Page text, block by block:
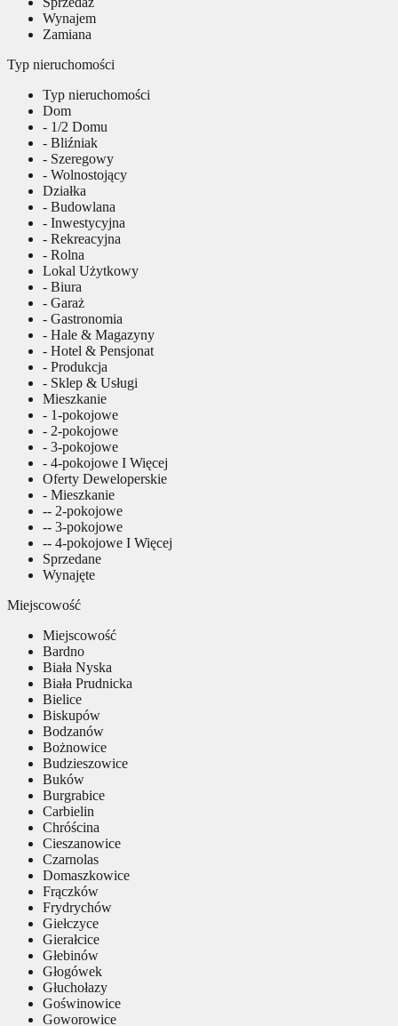
Wynajem
Zamiana
Typ nieruchomości
Typ nieruchomości
Dom
- 1/2 Domu
- Bliźniak
- Szeregowy
- Wolnostojący
Działka
- Budowlana
- Inwestycyjna
- Rekreacyjna
- Rolna
Lokal Użytkowy
- Biura
- Garaż
- Gastronomia
- Hale & Magazyny
- Hotel & Pensjonat
- Produkcja
- Sklep & Usługi
Mieszkanie
- 1-pokojowe
- 2-pokojowe
- 3-pokojowe
- 4-pokojowe I Więcej
Oferty Deweloperskie
- Mieszkanie
-- 2-pokojowe
-- 3-pokojowe
-- 4-pokojowe I Więcej
Sprzedane
Wynajęte
Miejscowość
Miejscowość
Bardno
Biała Nyska
Biała Prudnicka
Bielice
Biskupów
Bodzanów
Bożnowice
Budzieszowice
Buków
Burgrabice
Carbielin
Chróścina
Cieszanowice
Czarnolas
Domaszkowice
Frączków
Frydrychów
Giełczyce
Gierałcice
Głebinów
Głogówek
Głuchołazy
Goświnowice
Goworowice